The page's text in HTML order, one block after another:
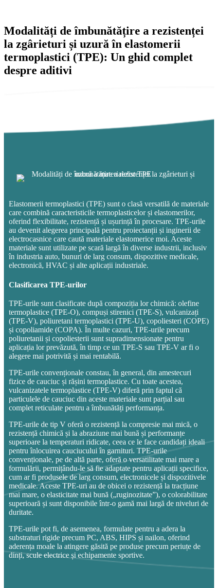
Modalități de îmbunătățire a rezistenței
la zgârieturi și uzură în elastomerii
termoplastici (TPE): Un ghid complet
despre aditivi
Elastomerii termoplastici (TPE) sunt o clasă versatilă de materiale
care combină caracteristicile termoplasticelor și elastomerilor,
oferind flexibilitate, rezistență și ușurință în procesare. TPE-urile
au devenit alegerea principală pentru proiectanții și inginerii de
electrocasnice care caută materiale elastomerice moi. Aceste
materiale sunt utilizate pe scară largă în diverse industrii, inclusiv
în industria auto, bunuri de larg consum, dispozitive medicale,
electronică, HVAC și alte aplicații industriale.
Clasificarea TPE-urilor
TPE-urile sunt clasificate după compoziția lor chimică: olefine
termoplastice (TPE-O), compuși stirenici (TPE-S), vulcanizați
(TPE-V), poliuretani termoplastici (TPE-U), copoliesteri (COPE)
și copoliamide (COPA). În multe cazuri, TPE-urile precum
poliuretanii și copoliesterii sunt supradimensionate pentru
aplicația lor prevăzută, în timp ce un TPE-S sau TPE-V ar fi o
alegere mai potrivită și mai rentabilă.
TPE-urile convenționale constau, în general, din amestecuri
fizice de cauciuc și rășini termoplastice. Cu toate acestea,
vulcanizatele termoplastice (TPE-V) diferă prin faptul că
particulele de cauciuc din aceste materiale sunt parțial sau
complet reticulate pentru a îmbunătăți performanța.
TPE-urile de tip V oferă o rezistență la compresie mai mică, o
rezistență chimică și la abraziune mai bună și performanțe
superioare la temperaturi ridicate, ceea ce le face candidați ideali
pentru înlocuirea cauciucului în garnituri. TPE-urile
convenționale, pe de altă parte, oferă o versatilitate mai mare a
formulării, permițându-le să fie adaptate pentru aplicații specifice,
cum ar fi produsele de larg consum, electronicele și dispozitivele
medicale. Aceste TPE-uri au de obicei o rezistență la tracțiune
mai mare, o elasticitate mai bună („ruginozitate”), o colorabilitate
superioară și sunt disponibile într-o gamă mai largă de niveluri de
duritate.
TPE-urile pot fi, de asemenea, formulate pentru a adera la
substraturi rigide precum PC, ABS, HIPS și nailon, oferind
aderența moale la atingere găsită pe produse precum periuțe de
dinți, scule electrice și echipamente sportive.